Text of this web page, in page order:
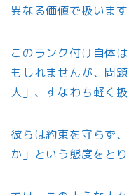
異なる価値で扱います
このランク付け自体
もしれませんが、問
人」、すなわち軽く
彼らは約束を守らず
か」という態度をとり